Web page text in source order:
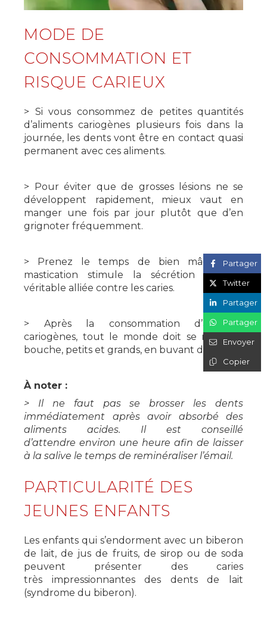
MODE DE
CONSOMMATION ET
RISQUE CARIEUX
> Si vous consommez de petites quantités
d’aliments cariogènes plusieurs fois dans la
journée, les dents vont être en contact quasi
permanent avec ces aliments.
> Pour éviter que de grosses lésions ne se
développent rapidement, mieux vaut en
manger une fois par jour plutôt que d’en
grignoter fréquemment.
> Prenez le temps de bien mâcher: la
mastication stimule la sécrétion salivaire,
véritable alliée contre les caries.
> Après la consommation d’aliments
cariogènes, tout le monde doit se rincer la
bouche, petits et grands, en buvant de l’eau.
À noter :
> Il ne faut pas se brosser les dents
immédiatement après avoir absorbé des
aliments acides. Il est conseillé
d’attendre environ une heure afin de laisser
à la salive le temps de reminéraliser l’émail.
PARTICULARITÉ DES
JEUNES ENFANTS
Les enfants qui s’endorment avec un biberon
de lait, de jus de fruits, de sirop ou de soda
peuvent présenter des caries
très impressionnantes des dents de lait
(syndrome du biberon).
Partager
Twitter
Partager
Partager
Envoyer
Copier